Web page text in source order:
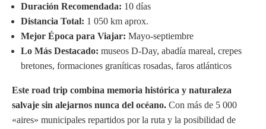
Duración Recomendada: 10 días
Distancia Total: 1 050 km aprox.
Mejor Época para Viajar: Mayo-septiembre
Lo Más Destacado: museos D-Day, abadía mareal, crepes
bretones, formaciones graníticas rosadas, faros atlánticos
Este road trip combina memoria histórica y naturaleza
salvaje sin alejarnos nunca del océano. Con más de 5 000
«aires» municipales repartidos por la ruta y la posibilidad de